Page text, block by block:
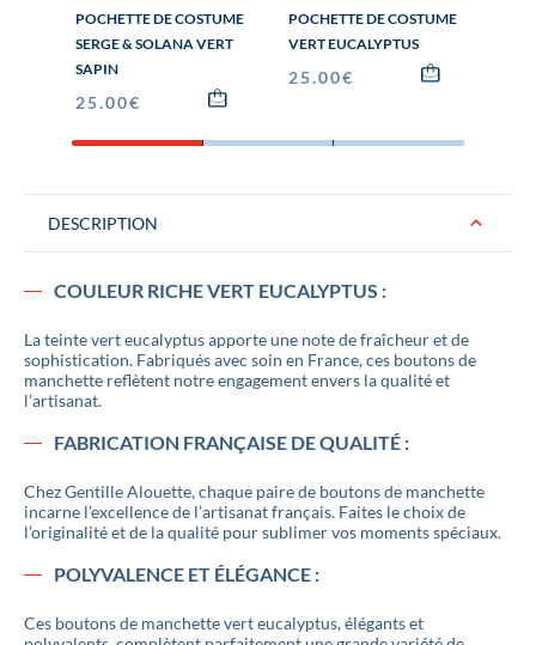
DESCRIPTION
COULEUR RICHE VERT EUCALYPTUS :
La teinte vert eucalyptus apporte une note de fraîcheur et de
sophistication. Fabriqués avec soin en France, ces boutons de
manchette reflètent notre engagement envers la qualité et
l’artisanat.
FABRICATION FRANÇAISE DE QUALITÉ :
Chez Gentille Alouette, chaque paire de boutons de manchette
incarne l’excellence de l’artisanat français. Faites le choix de
l’originalité et de la qualité pour sublimer vos moments spéciaux.
POLYVALENCE ET ÉLÉGANCE :
Ces boutons de manchette vert eucalyptus, élégants et
POCHETTE DE COSTUME
SERGE & SOLANA VERT
SAPIN
25.00€
POCHETTE DE COSTUME
VERT EUCALYPTUS
25.00€